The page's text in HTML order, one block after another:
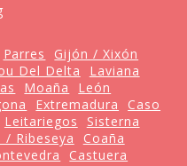
Parres
Gijón / Xixón
Del Delta
Laviana
Moaña
León
Extremadura
Caso
Leitariegos
Sisterna
/ Ribeseya
Coaña
Castuera